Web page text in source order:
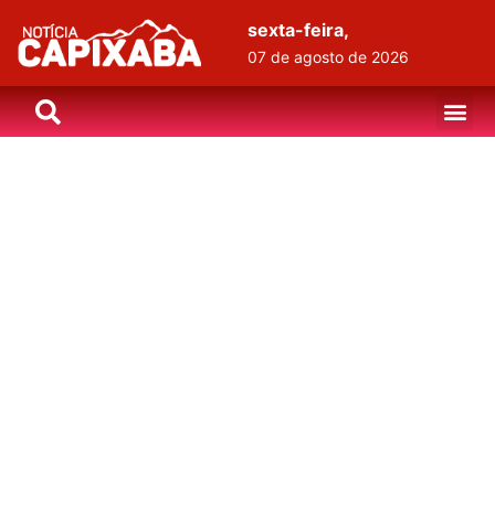
sexta-feira,
07 de agosto de 2026